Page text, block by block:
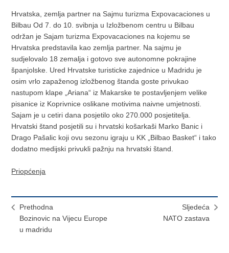
Hrvatska, zemlja partner na Sajmu turizma Expovacaciones u
Bilbau Od 7. do 10. svibnja u Izložbenom centru u Bilbau
održan je Sajam turizma Expovacaciones na kojemu se
Hrvatska predstavila kao zemlja partner. Na sajmu je
sudjelovalo 18 zemalja i gotovo sve autonomne pokrajine
španjolske. Ured Hrvatske turisticke zajednice u Madridu je
osim vrlo zapaženog izložbenog štanda goste privukao
nastupom klape „Ariana“ iz Makarske te postavljenjem velike
pisanice iz Koprivnice oslikane motivima naivne umjetnosti.
Sajam je u cetiri dana posjetilo oko 270.000 posjetitelja.
Hrvatski štand posjetili su i hrvatski košarkaši Marko Banic i
Drago Pašalic koji ovu sezonu igraju u KK „Bilbao Basket“ i tako
dodatno medijski privukli pažnju na hrvatski štand.
Priopćenja
Prethodna
Bozinovic na Vijecu Europe
u madridu
Sljedeća
NATO zastava